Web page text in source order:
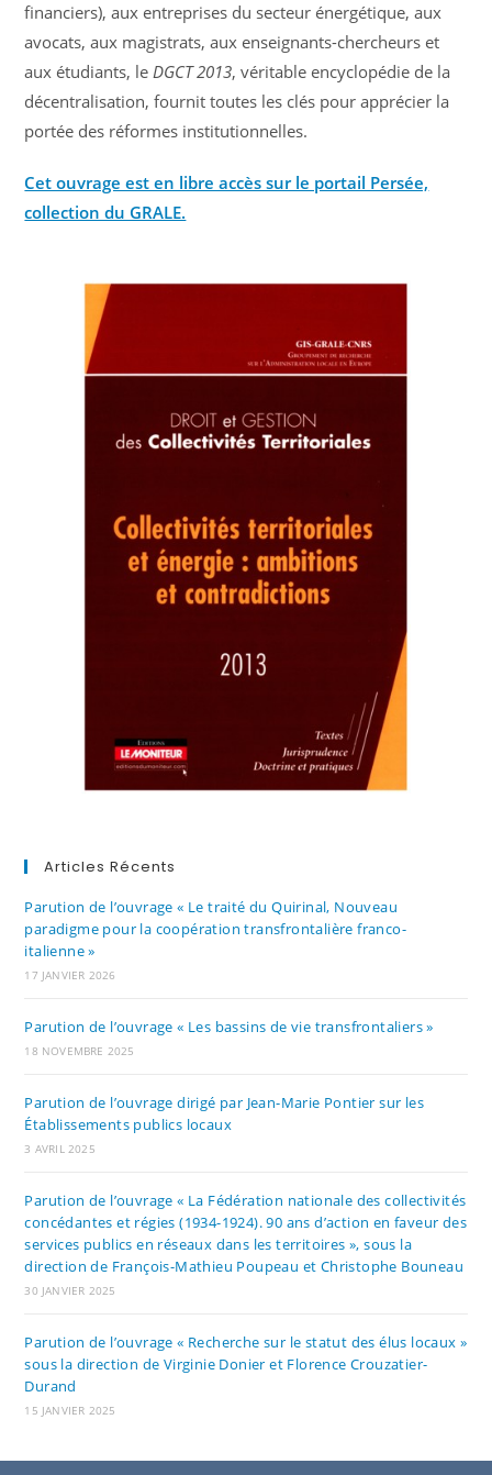
financiers), aux entreprises du secteur énergétique, aux
avocats, aux magistrats, aux enseignants-chercheurs et
aux étudiants, leDGCT 2013, véritable encyclopédie de la
décentralisation, fournit toutes les clés pour apprécier la
portée des réformes institutionnelles.
Cet ouvrage est en libre accès sur le portail Persée,
collection du GRALE.
Articles Récents
Parution de l’ouvrage « Le traité du Quirinal, Nouveau
paradigme pour la coopération transfrontalière franco-
italienne »
17 JANVIER 2026
Parution de l’ouvrage « Les bassins de vie transfrontaliers »
18 NOVEMBRE 2025
Parution de l’ouvrage dirigé par Jean-Marie Pontier sur les
Établissements publics locaux
3 AVRIL 2025
Parution de l’ouvrage « La Fédération nationale des collectivités
concédantes et régies (1934-1924). 90 ans d’action en faveur des
services publics en réseaux dans les territoires », sous la
direction de François-Mathieu Poupeau et Christophe Bouneau
30 JANVIER 2025
Parution de l’ouvrage « Recherche sur le statut des élus locaux »
sous la direction de Virginie Donier et Florence Crouzatier-
Durand
15 JANVIER 2025